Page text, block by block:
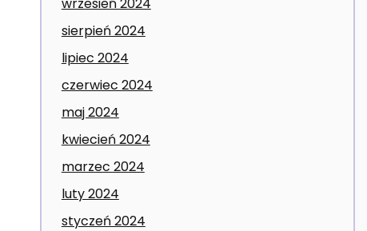
sierpień 2024
lipiec 2024
czerwiec 2024
maj 2024
kwiecień 2024
marzec 2024
luty 2024
styczeń 2024